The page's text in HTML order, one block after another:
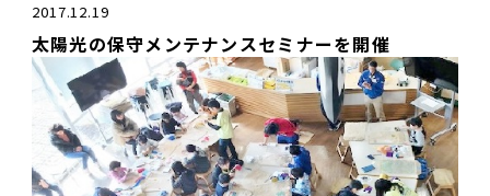
2017.12.19
太陽光の保守メンテナンスセミナーを開催